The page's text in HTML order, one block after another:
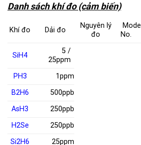
Danh sách khí đo (cảm biến)
Khí đo Dải đo
Nguyên lý
đo
Model
No.
SiH4
5 /
25ppm
PH3
1ppm
B2H6
500ppb
AsH3
250ppb
H2Se
250ppb
Si2H6
25ppm